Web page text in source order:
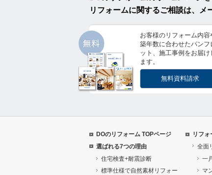
リフォームに関するご相談は、メ
お客様のリフォーム内容
築年数に合わせたパンフ
ット、施工事例をお届け
ます。
無料資料請求
DOのリフォーム TOPページ
選ばれる7つの理由
住宅検査+耐震診断
標準仕様で自然素材リフォー
リフォ
全面
一
マ